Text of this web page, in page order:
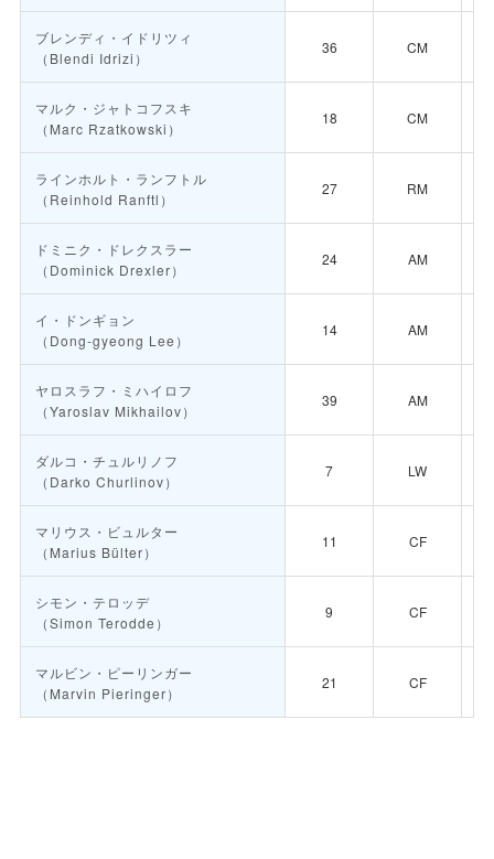
ブレンディ・イドリツィ
（Blendi Idrizi）
36 CM
マルク・ジャトコフスキ
（Marc Rzatkowski）
18 CM
ラインホルト・ランフトル
（Reinhold Ranftl）
27 RM
ドミニク・ドレクスラー
（Dominick Drexler）
24 AM
イ・ドンギョン
（Dong-gyeong Lee）
14 AM
ヤロスラフ・ミハイロフ
（Yaroslav Mikhailov）
39 AM
ダルコ・チュルリノフ
（Darko Churlinov）
7 LW
マリウス・ビュルター
（Marius Bülter）
11 CF
シモン・テロッデ
（Simon Terodde）
9 CF
マルビン・ピーリンガー
（Marvin Pieringer）
21 CF